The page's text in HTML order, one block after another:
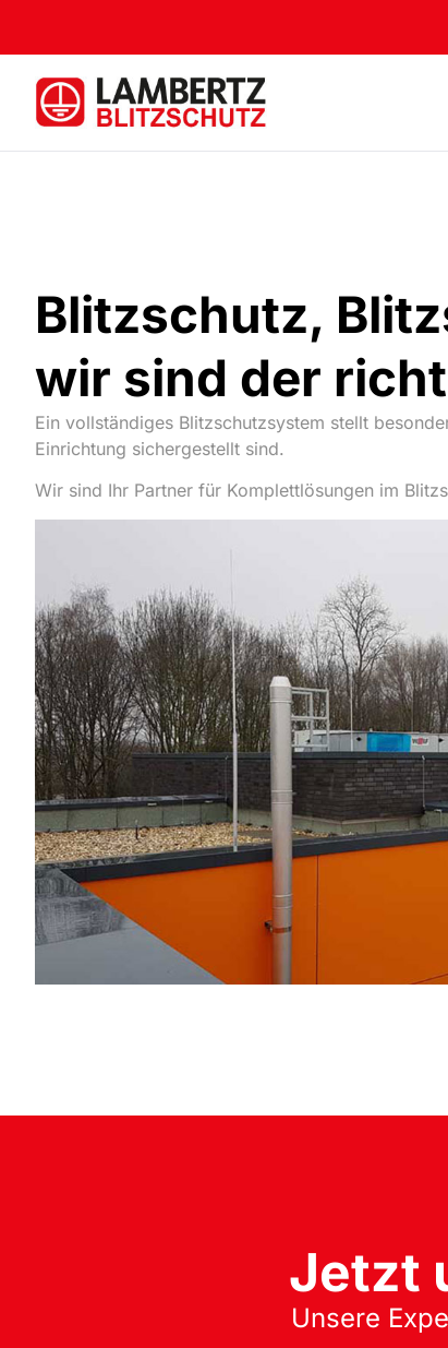
Blitzschutz,
wir sind der
Ein vollständiges Blitzschutzsystem stellt
Einrichtung sichergestellt sind.
Wir sind Ihr Partner für Komplettlösungen im
Jetzt
Unsere